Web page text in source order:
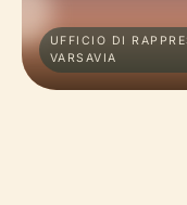
UFFICIO DI
VARSAVIA